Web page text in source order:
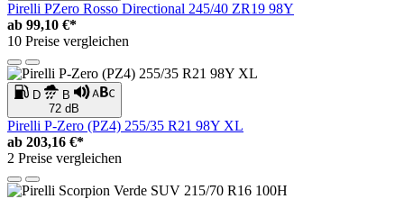
Pirelli PZero Rosso Directional 245/40 ZR19 98Y
ab 99,10 €*
10 Preise vergleichen
D
B
72 dB
Pirelli P-Zero (PZ4) 255/35 R21 98Y XL
ab 203,16 €*
2 Preise vergleichen